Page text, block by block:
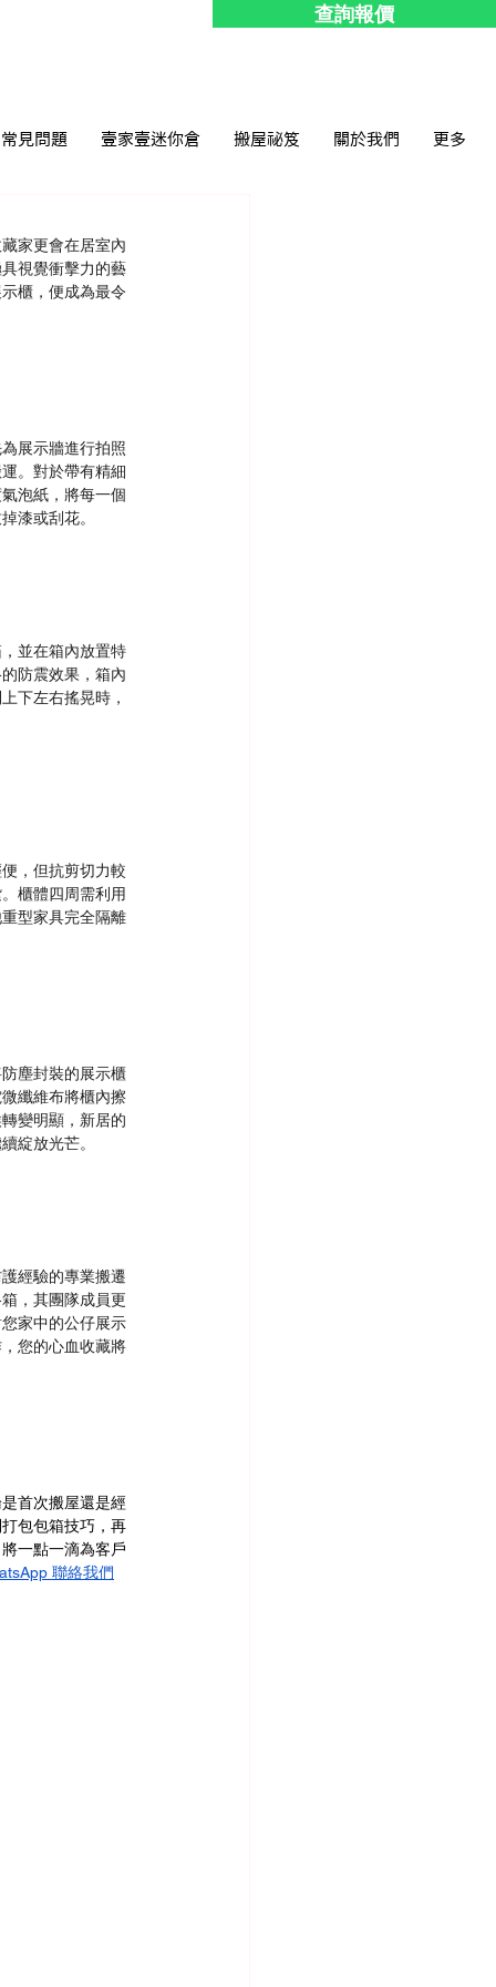
查詢報價
常見問題 壹家壹迷你倉 搬屋祕笈 關於我們 更多
家更會在居室內
視覺衝擊力的藝
櫃，便成為最令
展示牆進行拍照
。對於帶有精細
泡紙，將每一個
漆或刮花。
並在箱內放置特
防震效果，箱內
下左右搖晃時，
，但抗剪切力較
櫃體四周需利用
型家具完全隔離
塵封裝的展示櫃
纖維布將櫃內擦
變明顯，新居的
綻放光芒。
經驗的專業搬遷
，其團隊成員更
家中的公仔展示
您的心血收藏將
首次搬屋還是經
包包箱技巧，再
一點一滴為客戶
聯絡我們